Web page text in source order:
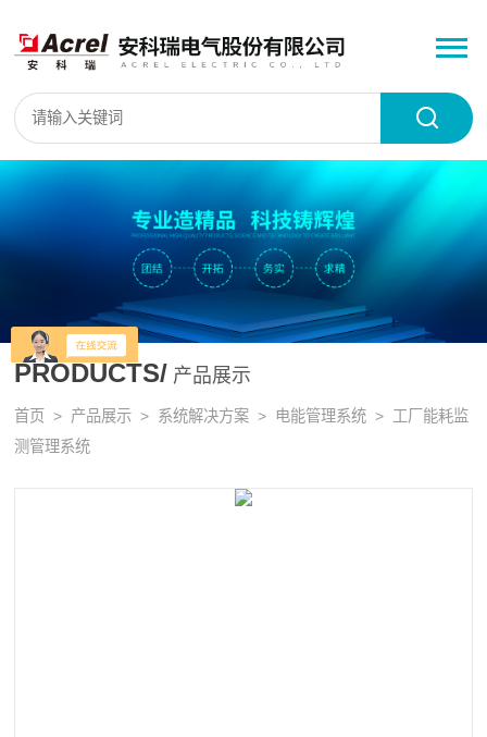
PRODUCTS/ 产品展示
首页 > 产品展示 > 系统解决方案 > 电能管理系统 > 工厂能耗监
测管理系统